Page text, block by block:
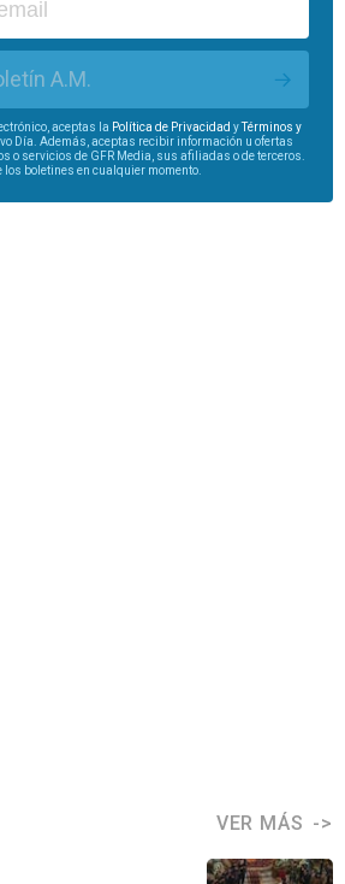
A.M.
aceptas la Política de Privacidad yTérminos y
Día. Además, aceptas recibir información u ofertas
o servicios de GFR Media, sus afiliadas o de terceros.
los boletines en cualquier momento.
VER MÁS